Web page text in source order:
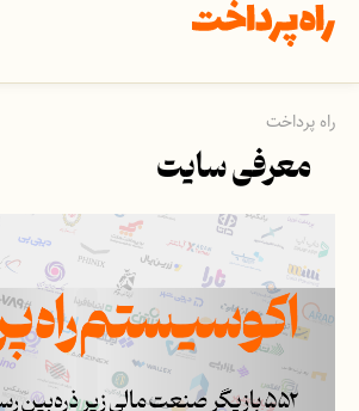
راه پرداخت
معرفی سایت